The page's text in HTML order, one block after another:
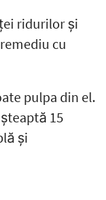
ridurilor și
cu
pulpa din el.
15
și